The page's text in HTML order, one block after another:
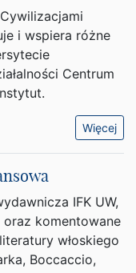
i wspiera różne
Centrum
Więcej
IFK UW,
komentowane
włoskiego
Boccaccio,